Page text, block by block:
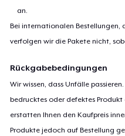
an.
Bei internationalen Bestellungen,
verfolgen wir die Pakete nicht,
Rückgabebedingungen
Wir wissen, dass Unfälle
bedrucktes oder defektes
erstatten Ihnen den Kaufpreis
Produkte jedoch auf Bestellung